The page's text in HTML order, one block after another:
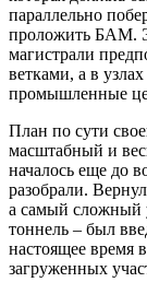
параллельно
проложить БАМ.
магистрали
ветками, а в
промышленные
План по сути
масштабный и
началось еще до
разобрали.
а самый сложный
тоннель – был
настоящее время
загруженных